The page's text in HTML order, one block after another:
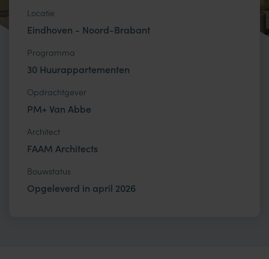
Locatie
Eindhoven - Noord-Brabant
Programma
30 Huurappartementen
Opdrachtgever
PM+ Van Abbe
Architect
FAAM Architects
Bouwstatus
Opgeleverd in april 2026